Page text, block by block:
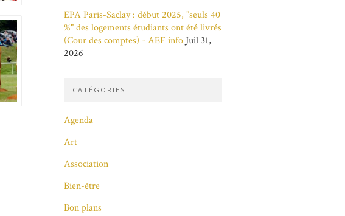
EPA Paris-Saclay : début 2025, "seuls 40
%" des logements étudiants ont été livrés
(Cour des comptes) - AEF info Juil 31,
2026
CATÉGORIES
Agenda
Art
Association
Bien-être
Bon plans